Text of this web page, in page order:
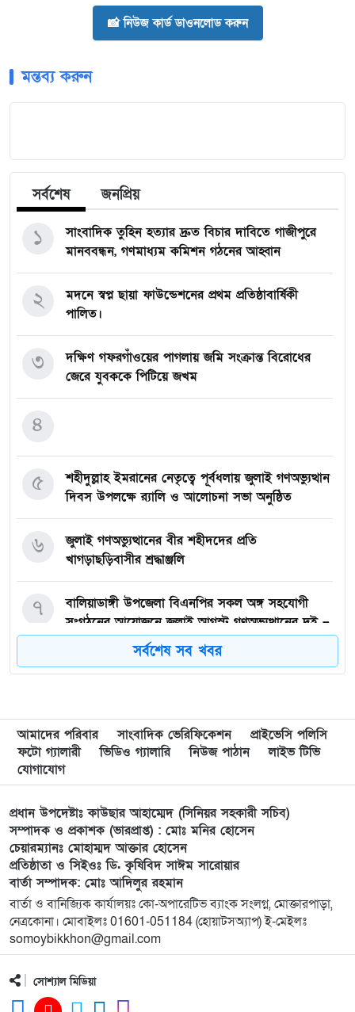
📸 নিউজ কার্ড ডাওনলোড করুন
মন্তব্য করুন
সর্বশেষ জনপ্রিয়
সাংবাদিক তুহিন হত্যার দ্রুত বিচার দাবিতে গাজীপুরে
মানববন্ধন, গণমাধ্যম কমিশন গঠনের আহ্বান
১
মদনে স্বপ্ন ছায়া ফাউন্ডেশনের প্রথম প্রতিষ্ঠাবার্ষিকী
পালিত।
২
দক্ষিণ গফরগাঁওয়ের পাগলায় জমি সংক্রান্ত বিরোধের
জেরে যুবককে পিটিয়ে জখম
৩
৪
শহীদুল্লাহ ইমরানের নেতৃত্বে পূর্বধলায় জুলাই গণঅভ্যুত্থান
দিবস উপলক্ষে র‍্যালি ও আলোচনা সভা অনুষ্ঠিত
৫
জুলাই গণঅভ্যুত্থানের বীর শহীদদের প্রতি
খাগড়াছড়িবাসীর শ্রদ্ধাঞ্জলি
৬
বালিয়াডাঙ্গী উপজেলা বিএনপির সকল অঙ্গ সহযোগী
সংগঠনের আয়োজনে জুলাই আগস্ট গণঅভ্যুত্থানের দুই –
বছর পূর্তি উপলক্ষে আনন্দ মিছিল ও শোভাযাত্রা অনুষ্ঠিত,
৭
লংগাইরে মোহাইমিনুল ইসলাম জনির সমর্থনে বিশাল
উঠান বৈঠক। যোগ্যতা ও নতুন নেতৃত্বের প্রতীক জনিই
সেরা
৯
মুন্সী ছাবির উদ্দিন আহ্ম্মদ ওয়াক্ ফ এস্টেট লামকাইন
জামে মসজিদের নতুন ব্যবস্থাপনা কমিটি গঠন:
১০
পূর্বধলায় যে বিদ্যালয়ে পড়েছেন, সেই বিদ্যালয়েই এমপি
হিসেবে সংবর্ধিত মানসুরা আলম
১১
বি এনপি নেতা কে মারধর দলিল লেখক রহিছ কে প্রধান
আসামি করে থানায় অভিযোগ। ‎
১২
সর্বশেষ সব খবর
আমাদের পরিবার সাংবাদিক ভেরিফিকেশন
প্রাইভেসি পলিসি
ফটো গ্যালারী
ভিডিও গ্যালারি নিউজ পাঠান
লাইভ টিভি
যোগাযোগ
প্রধান উপদেষ্টাঃ কাউছার আহাম্মেদ (সিনিয়র সহকারী সচিব)
সম্পাদক ও প্রকাশক (ভারপ্রাপ্ত) : মোঃ মনির হোসেন
চেয়ারম্যানঃ মোহাম্মদ আক্তার হোসেন
প্রতিষ্ঠাতা ও সিইওঃ ডি. কৃষিবিদ সাঈম সারোয়ার
বার্তা সম্পাদক: মোঃ আদিলুর রহমান
বার্তা ও বানিজ্যিক কার্যালয়ঃ কো-অপারেটিভ ব্যাংক সংলগ্ন, মোক্তারপাড়া,
নেত্রকোনা। মোবাইলঃ 01601-051184 (হোয়াটসঅ্যাপ) ই-মেইলঃ
somoybikkhon@gmail.com
সোশ্যাল মিডিয়া